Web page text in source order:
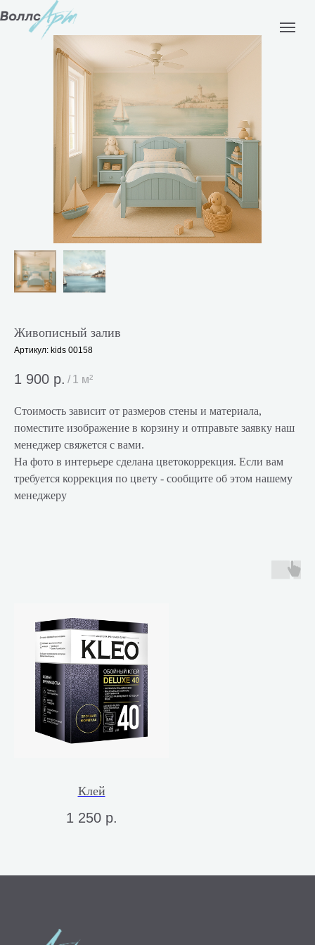
Живописный залив
Артикул: kids 00158
1 900 р. / 1 м²
Стоимость зависит от размеров стены и материала,
поместите изображение в корзину и отправьте заявку наш
менеджер свяжется с вами.
На фото в интерьере сделана цветокоррекция. Если вам
требуется коррекция по цвету - сообщите об этом нашему
менеджеру
Клей
1 250 р.